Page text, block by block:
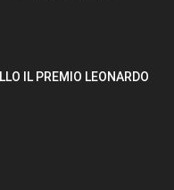
IL PREMIO LEONARDO